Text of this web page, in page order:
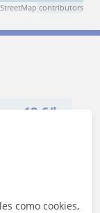
contributors
12 €/h
como cookies,